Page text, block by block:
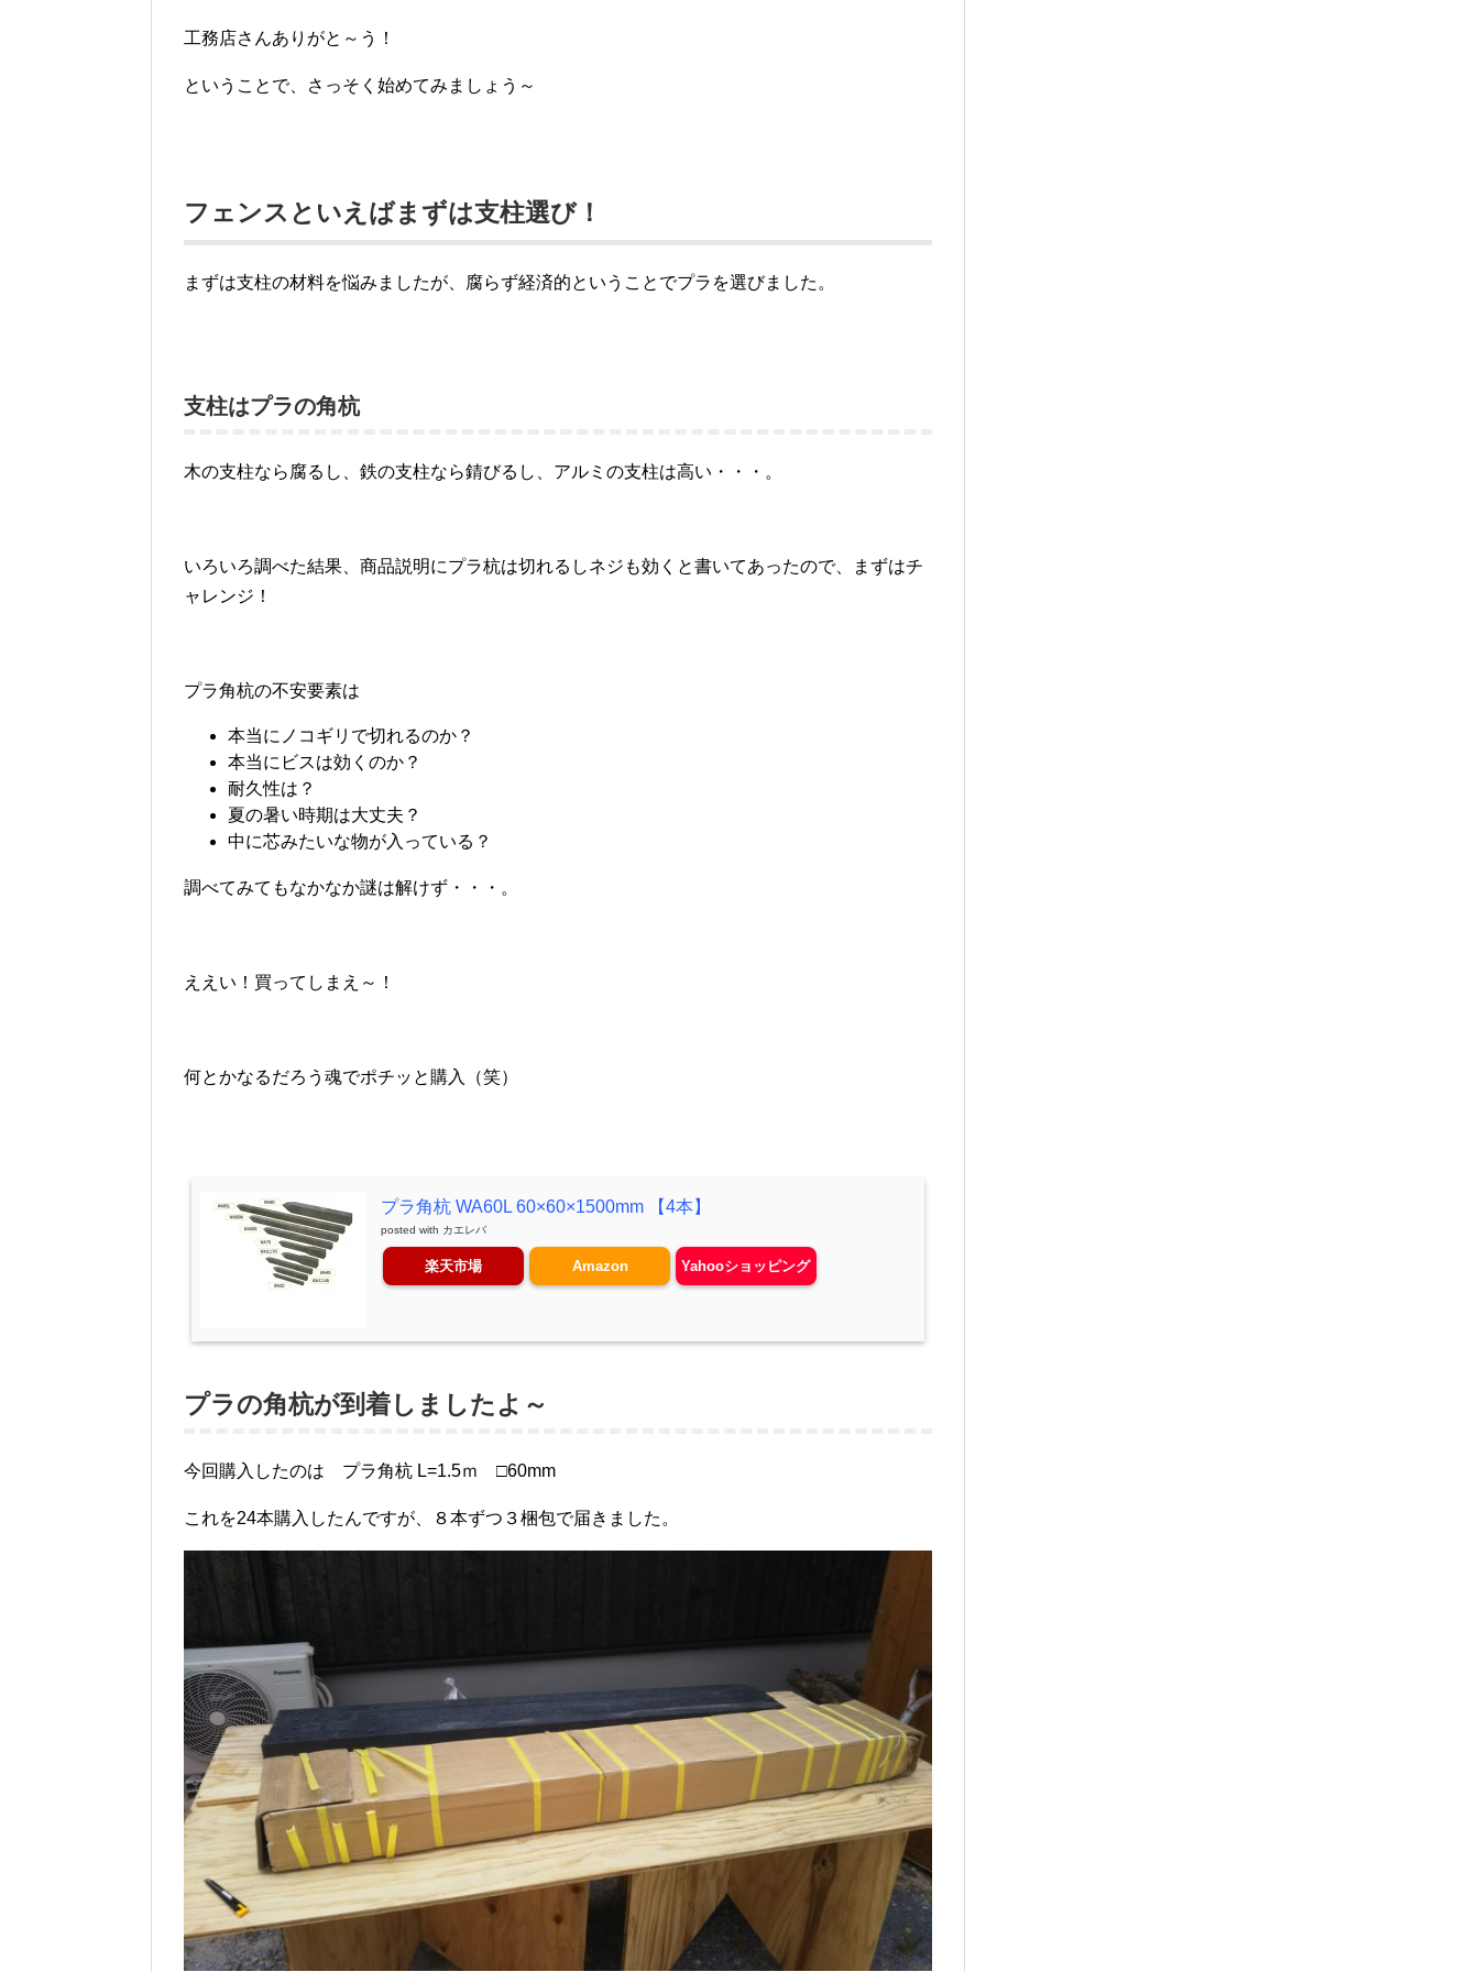
工務店さんありがと～う！
ということで、さっそく始めてみましょう～
フェンスといえばまずは支柱選び！
まずは支柱の材料を悩みましたが、腐らず経済的ということでプラを選びました。
支柱はプラの角杭
木の支柱なら腐るし、鉄の支柱なら錆びるし、アルミの支柱は高い・・・。
いろいろ調べた結果、商品説明にプラ杭は切れるしネジも効くと書いてあったので、まずはチ
ャレンジ！
プラ角杭の不安要素は
本当にノコギリで切れるのか？
本当にビスは効くのか？
耐久性は？
夏の暑い時期は大丈夫？
中に芯みたいな物が入っている？
調べてみてもなかなか謎は解けず・・・。
ええい！買ってしまえ～！
何とかなるだろう魂でポチッと購入（笑）
プラ角杭 WA60L 60×60×1500mm 【4本】
posted with カエレバ
楽天市場 Amazon Yahooショッピング
プラの角杭が到着しましたよ～
今回購入したのは プラ角杭 L=1.5ｍ □60mm
これを24本購入したんですが、８本ずつ３梱包で届きました。